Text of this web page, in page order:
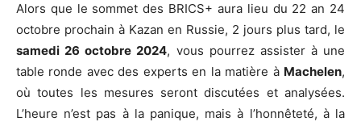
Alors que le sommet des BRICS+ aura lieu du 22 an 24
octobre prochain à Kazan en Russie, 2 jours plus tard, le
samedi 26 octobre 2024, vous pourrez assister à une
table ronde avec des experts en la matière à Machelen,
où toutes les mesures seront discutées et analysées.
L’heure n’est pas à la panique, mais à l’honnêteté, à la